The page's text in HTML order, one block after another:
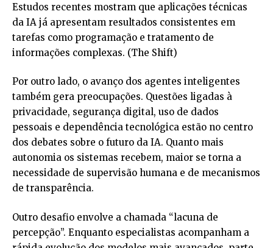
Estudos recentes mostram que aplicações técnicas
da IA já apresentam resultados consistentes em
tarefas como programação e tratamento de
informações complexas. (The Shift)
Por outro lado, o avanço dos agentes inteligentes
também gera preocupações. Questões ligadas à
privacidade, segurança digital, uso de dados
pessoais e dependência tecnológica estão no centro
dos debates sobre o futuro da IA. Quanto mais
autonomia os sistemas recebem, maior se torna a
necessidade de supervisão humana e de mecanismos
de transparência.
Outro desafio envolve a chamada “lacuna de
percepção”. Enquanto especialistas acompanham a